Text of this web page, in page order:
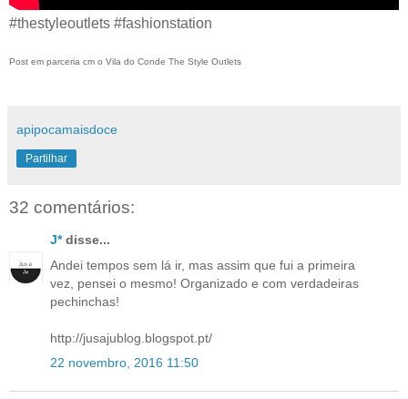
#thestyleoutlets #fashionstation
Post em parceria cm o Vila do Conde The Style Outlets
apipocamaisdoce
Partilhar
32 comentários:
J*disse...
Andei tempos sem lá ir, mas assim que fui a primeira
vez, pensei o mesmo! Organizado e com verdadeiras
pechinchas!
http://jusajublog.blogspot.pt/
22 novembro, 2016 11:50